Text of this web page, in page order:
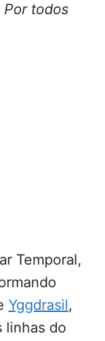
Por todos
Temporal,
Yggdrasil,
linhas do